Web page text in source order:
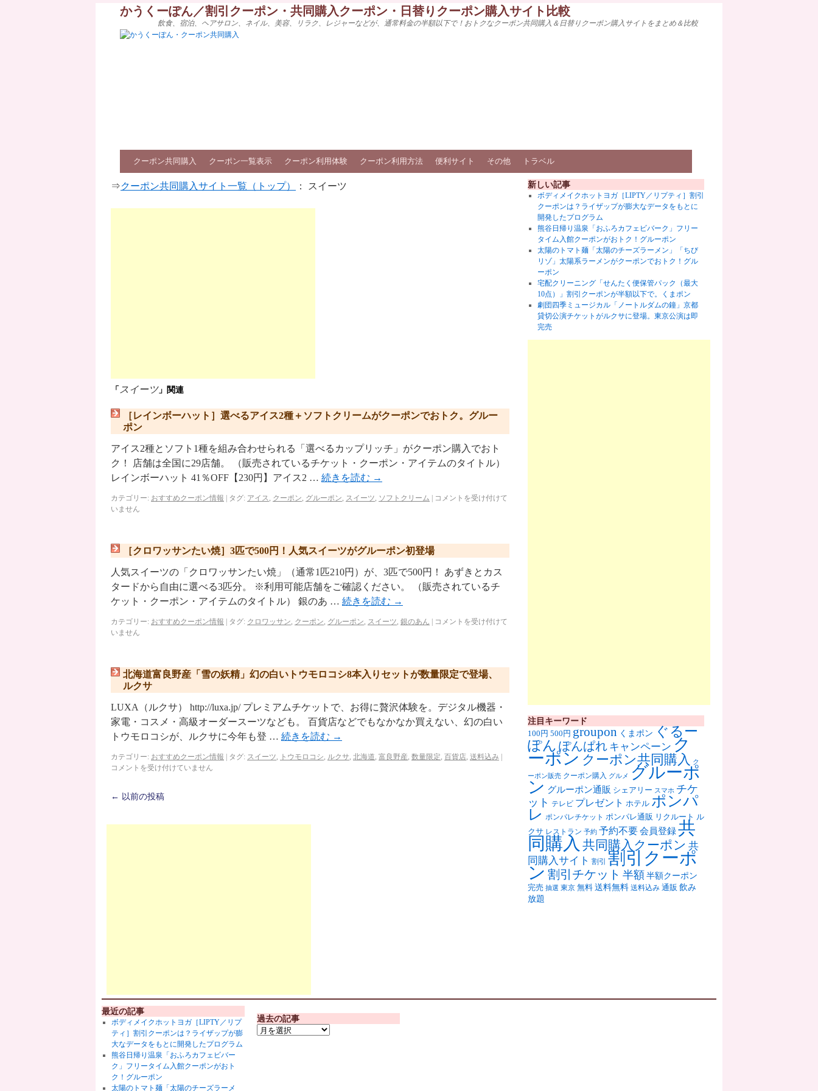
かうくーぽん／割引クーポン・共同購入クーポン・日替りクーポン購入サイト比較
飲食、宿泊、ヘアサロン、ネイル、美容、リラク、レジャーなどが、通常料金の半額以下で！おトクなクーポン共同購入＆日替りクーポン購入サイトをまとめ＆比較
クーポン共同購入 クーポン一覧表示 クーポン利用体験 クーポン利用方法 便利サイト その他 トラベル
⇒クーポン共同購入サイト一覧（トップ） ： スイーツ
「 スイーツ」関連
［レインボーハット］選べるアイス2種＋ソフトクリームがクーポンでおトク。グルー
ポン
アイス2種とソフト1種を組み合わせられる「選べるカップリッチ」がクーポン購入でおト
ク！ 店舗は全国に29店舗。 （販売されているチケット・クーポン・アイテムのタイトル）
レインボーハット 41％OFF【230円】アイス2 … 続きを読む →
カテゴリー: おすすめクーポン情報 タグ: アイス, クーポン, グルーポン, スイーツ, ソフトクリーム
コメントを受け付けて
いません
［クロワッサンたい焼］3匹で500円！人気スイーツがグルーポン初登場
人気スイーツの「クロワッサンたい焼」（通常1匹210円）が、3匹で500円！ あずきとカス
タードから自由に選べる3匹分。 ※利用可能店舗をご確認ください。 （販売されているチ
ケット・クーポン・アイテムのタイトル） 銀のあ … 続きを読む →
カテゴリー: おすすめクーポン情報 タグ: クロワッサン, クーポン, グルーポン, スイーツ, 銀のあん
コメントを受け付けて
いません
北海道富良野産「雪の妖精」幻の白いトウモロコシ8本入りセットが数量限定で登場、
ルクサ
LUXA（ルクサ） http://luxa.jp/ プレミアムチケットで、お得に贅沢体験を。デジタル機器・
家電・コスメ・高級オーダースーツなども。 百貨店などでもなかなか買えない、幻の白い
トウモロコシが、ルクサに今年も登 … 続きを読む →
カテゴリー: おすすめクーポン情報 タグ: スイーツ, トウモロコシ, ルクサ, 北海道, 富良野産, 数量限定, 百貨店, 送料込み
コメントを受け付けていません
← 以前の投稿
新しい記事
ボディメイクホットヨガ［LIPTY／リプティ］割引
クーポンは？ライザップが膨大なデータをもとに
開発したプログラム
熊谷日帰り温泉「おふろカフェビバーク」フリー
タイム入館クーポンがおトク！グルーポン
太陽のトマト麺「太陽のチーズラーメン」「ちび
リゾ」太陽系ラーメンがクーポンでおトク！グル
ーポン
宅配クリーニング「せんたく便保管パック（最大
10点）」割引クーポンが半額以下で。くまポン
劇団四季ミュージカル「ノートルダムの鐘」京都
貸切公演チケットがルクサに登場。東京公演は即
完売
注目キーワード
100円 500円 groupon くまポン ぐるー
ぽん ぽんぱれ キャンペーン ク
ーポン クーポン共同購入 ク
ーポン販売 クーポン購入 グルメ グルーポ
ン グルーポン通販 シェアリー スマホ チケ
ット テレビ プレゼント ホテル ポンパ
レ ポンパレチケット ポンパレ通販 リクルート ル
クサ レストラン 予約 予約不要会員登録共
同購入 共同購入クーポン 共
同購入サイト 割引 割引クーポ
ン 割引チケット 半額 半額クーポン
完売 抽選 東京 無料 送料無料 送料込み 通販 飲み
放題
最近の記事
ボディメイクホットヨガ［LIPTY／リプ
ティ］割引クーポンは？ライザップが膨
大なデータをもとに開発したプログラム
熊谷日帰り温泉「おふろカフェビバー
ク」フリータイム入館クーポンがおト
ク！グルーポン
太陽のトマト麺「太陽のチーズラーメ
過去の記事